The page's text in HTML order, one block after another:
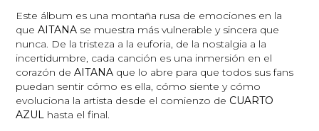
Este álbum es una montaña rusa de emociones en la
queAITANA se muestra más vulnerable y sincera que
nunca. De la tristeza a la euforia, de la nostalgia a la
incertidumbre, cada canción es una inmersión en el
corazón deAITANA que lo abre para que todos sus fans
puedan sentir cómo es ella, cómo siente y cómo
evoluciona la artista desde el comienzo de CUARTO
AZUL hasta el final.